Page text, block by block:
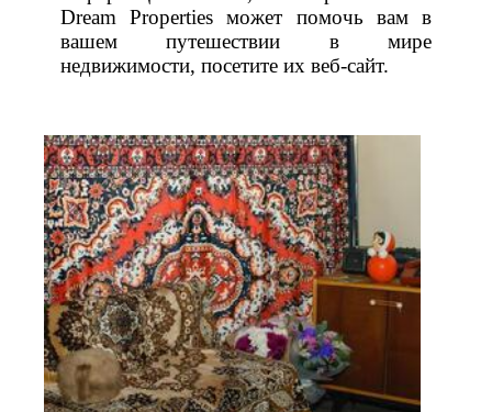
Dream Properties может помочь вам в
вашем путешествии в мире
недвижимости, посетите их веб-сайт.